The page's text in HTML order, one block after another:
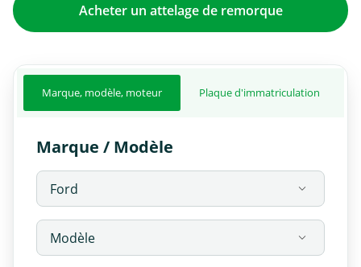
Acheter un attelage de remorque
Marque, modèle, moteur Plaque d'immatriculation
Marque / Modèle